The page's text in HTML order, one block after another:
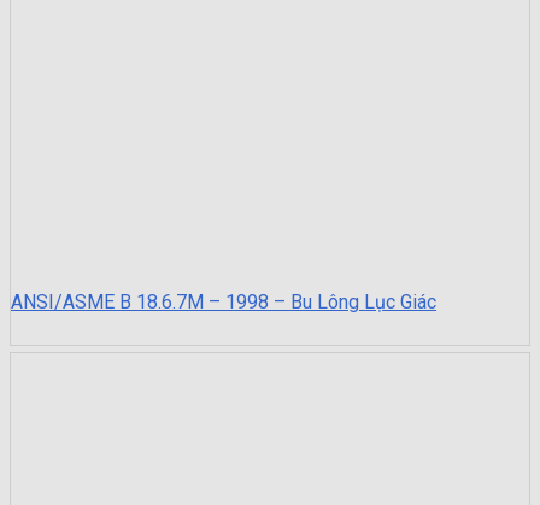
ANSI/ASME B 18.6.7M – 1998 – Bu Lông Lục Giác